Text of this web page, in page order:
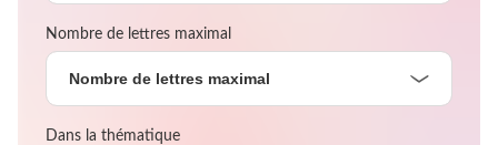
Nombre de lettres maximal
Nombre de lettres maximal
Dans la thématique